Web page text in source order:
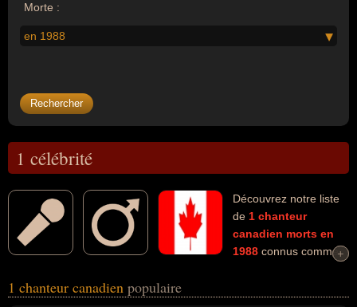
Morte :
en 1988
1 célébrité
Découvrez notre liste
de 1 chanteur
canadien morts en
1988 connus comme
peuvent avoir des liens variés dans les domaines de l'art, de la
+
+
1 chanteur canadien populaire